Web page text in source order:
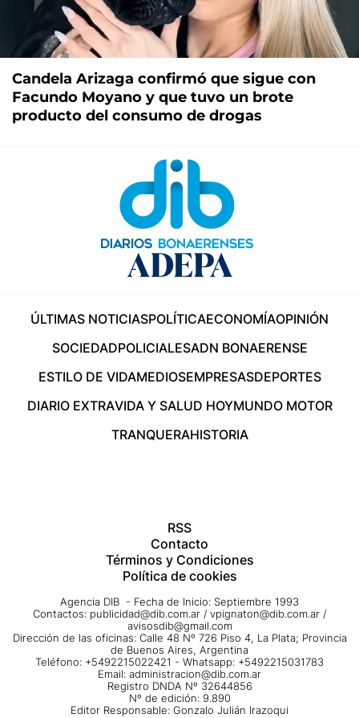
Candela Arizaga confirmó que sigue con
Facundo Moyano y que tuvo un brote
producto del consumo de drogas
ÚLTIMAS NOTICIASPOLÍTICAECONOMÍAOPINIÓN
SOCIEDADPOLICIALESADN BONAERENSE
ESTILO DE VIDAMEDIOSEMPRESASDEPORTES
DIARIO EXTRAVIDA Y SALUD HOYMUNDO MOTOR
TRANQUERAHISTORIA
RSS
Contacto
Términos y Condiciones
Política de cookies
Agencia DIB - Fecha de Inicio: Septiembre 1993
Contactos: publicidad@dib.com.ar / vpignaton@dib.com.ar /
avisosdib@gmail.com
Dirección de las oficinas: Calle 48 Nº 726 Piso 4, La Plata; Provincia
de Buenos Aires, Argentina
Teléfono: +5492215022421 - Whatsapp: +5492215031783
Email: administracion@dib.com.ar
Registro DNDA Nº 32644856
Nº de edición: 9.890
Editor Responsable: Gonzalo Julián Irazoqui